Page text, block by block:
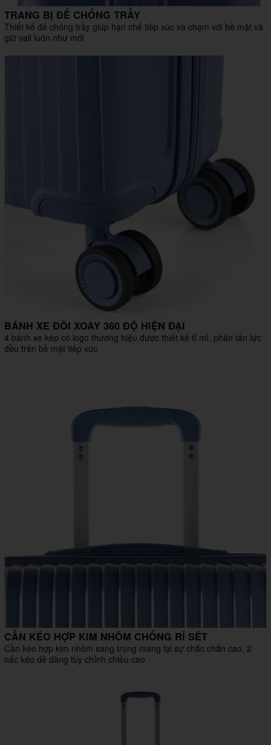
TRANG BỊ ĐẾ CHỐNG TRẦY
Thiết kế đế chống trầy giúp hạn chế tiếp xúc va chạm với bề mặt và
giữ vali luôn như mới
BÁNH XE ĐÔI XOAY 360 ĐỘ HIỆN ĐẠI
4 bánh xe kép có logo thương hiệu được thiết kế tỉ mỉ, phân tán lực
đều trên bề mặt tiếp xúc
CẦN KÉO HỢP KIM NHÔM CHỐNG RỈ SÉT
Cần kéo hợp kim nhôm sang trọng mang lại sự chắc chắn cao, 2
nấc kéo dễ dàng tùy chỉnh chiều cao